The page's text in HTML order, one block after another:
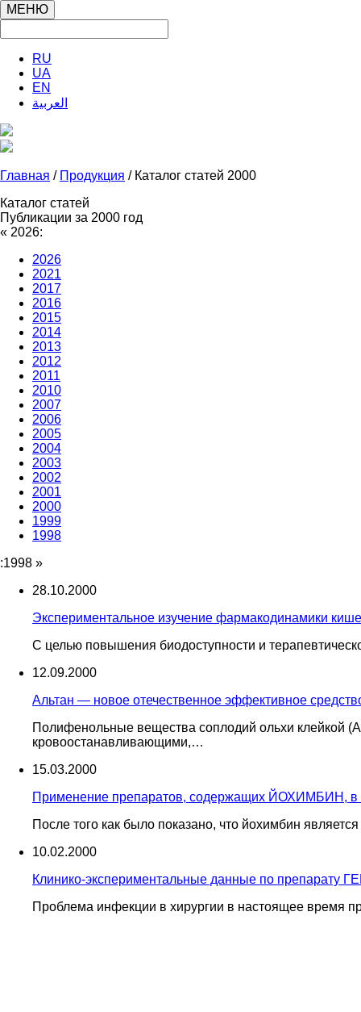
МЕНЮ
RU
UA
EN
العربية
Главная / Продукция / Каталог статей 2000
Каталог статей
Публикации за 2000 год
« 2026:
2026
2021
2017
2016
2015
2014
2013
2012
2011
2010
2007
2006
2005
2004
2003
2002
2001
2000
1999
1998
:1998 »
28.10.2000
Экспериментальное изучение фармакодинамики
С целью повышения биодоступности и
12.09.2000
Альтан — новое отечественное эффективное
Полифенольные вещества соплодий ольхи клейкой
кровоостанавливающими,…
15.03.2000
Применение препаратов, содержащих ЙОХИМБИН, в
После того как было показано, что йохимбин
10.02.2000
Клинико-экспериментальные данные по препарату
Проблема инфекции в хирургии в настоящее время